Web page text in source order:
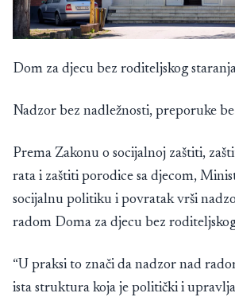
Dom za djecu bez roditeljskog
Nadzor bez nadležnosti, preporuke
Prema Zakonu o socijalnoj zaštiti,
rata i zaštiti porodice sa djecom,
socijalnu politiku i povratak vrši
radom Doma za djecu bez
“U praksi to znači da nadzor nad
ista struktura koja je politički i